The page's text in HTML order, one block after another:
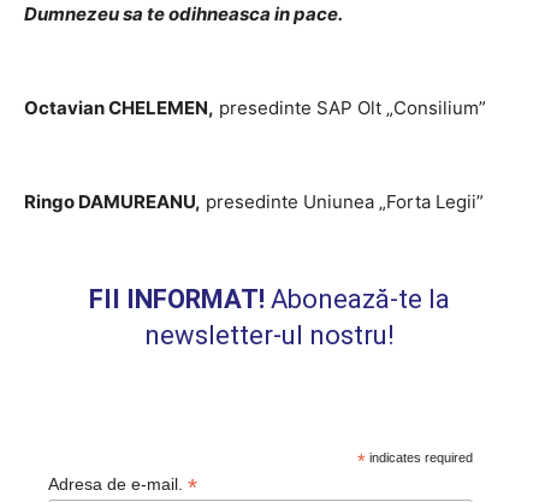
Dumnezeu sa te odihneasca in pace.
Octavian CHELEMEN, presedinte SAP Olt „Consilium”
Ringo DAMUREANU, presedinte Uniunea „Forta Legii”
FII INFORMAT! Abonează-te la
newsletter-ul nostru!
* indicates required
Adresa de e-mail. *